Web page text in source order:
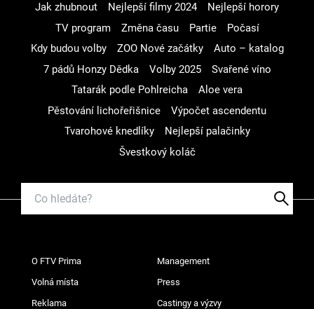
Jak zhubnout Nejlepší filmy 2024
Nejlepší horory
TV program
Změna času Partie
Počasí
Kdy budou volby
ZOO Nové začátky
Auto – katalog
7 pádů Honzy Dědka
Volby 2025
Svařené víno
Tatarák podle Pohlreicha
Aloe vera
Pěstování lichořeřišnice
Výpočet ascendentu
Tvarohové knedlíky
Nejlepší palačinky
Švestkový koláč
O FTV Prima Management
Volná místa Press
Reklama Castingy a výzvy